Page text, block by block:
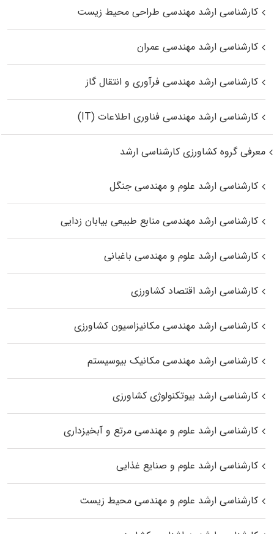
کارشناسی ارشد مهندسی طراحی محیط زیست
کارشناسی ارشد مهندسی عمران
کارشناسی ارشد مهندسی فرآوری و انتقال گاز
کارشناسی ارشد مهندسی فناوری اطلاعات (IT)
معرفی گروه کشاورزی کارشناسی ارشد
کارشناسی ارشد علوم و مهندسی جنگل
کارشناسی ارشد مهندسی منابع طبیعی بیابان زدایی
کارشناسی ارشد علوم و مهندسی باغبانی
کارشناسی ارشد اقتصاد کشاورزی
کارشناسی ارشد مهندسی مکانیزاسیون کشاورزی
کارشناسی ارشد مهندسی مکانیک بیوسیستم
کارشناسی ارشد بیوتکنولوژی کشاورزی
کارشناسی ارشد علوم و مهندسی مرتع و آبخیزداری
کارشناسی ارشد علوم و صنایع غذایی
کارشناسی ارشد علوم و مهندسی محیط زیست